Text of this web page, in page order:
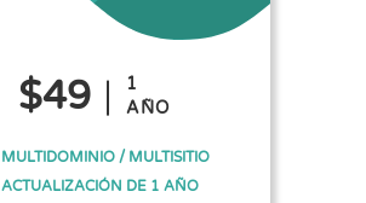
$49
1
AÑO
MULTIDOMINIO / MULTISITIO
ACTUALIZACIÓN DE 1 AÑO